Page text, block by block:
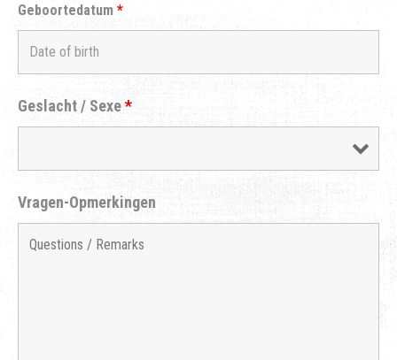
Geboortedatum *
Geslacht / Sexe*
Vragen-Opmerkingen